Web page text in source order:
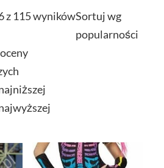
z 115 wynikówSortuj wg
popularności